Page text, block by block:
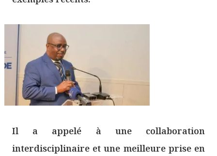
Il a appelé à une collaboration
interdisciplinaire et une meilleure prise en